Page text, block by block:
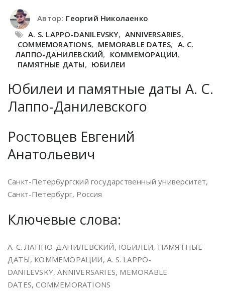
Автор: Георгий Николаенко
A. S. LAPPO-DANILEVSKY, ANNIVERSARIES,
COMMEMORATIONS, MEMORABLE DATES, А. С.
ЛАППО-ДАНИЛЕВСКИЙ, КОММЕМОРАЦИИ,
ПАМЯТНЫЕ ДАТЫ, ЮБИЛЕИ
Юбилеи и памятные даты А. С.
Лаппо-Данилевского
Ростовцев Евгений
Анатольевич
Санкт-Петербургский государственный университет,
Санкт-Петербург, Россия
Ключевые слова:
А. С. ЛАППО-ДАНИЛЕВСКИЙ, ЮБИЛЕИ, ПАМЯТНЫЕ
ДАТЫ, КОММЕМОРАЦИИ, A. S. LAPPO-
DANILEVSKY, ANNIVERSARIES, MEMORABLE
DATES, COMMEMORATIONS